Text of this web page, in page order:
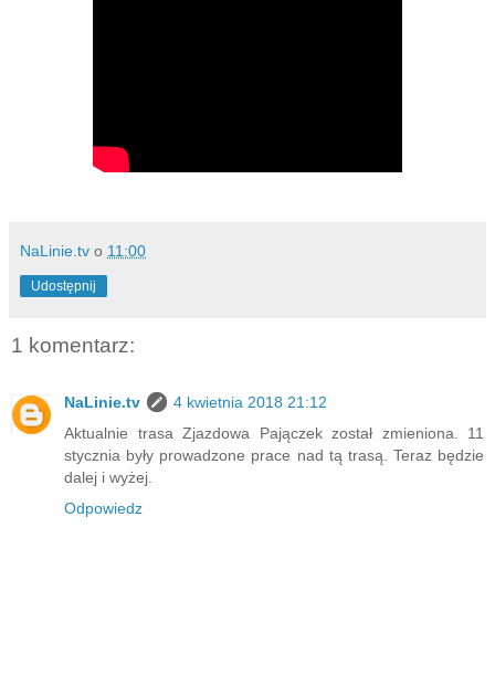
NaLinie.tv o 11:00
Udostępnij
1 komentarz:
NaLinie.tv
4 kwietnia 2018 21:12
Aktualnie trasa Zjazdowa Pajączek został zmieniona. 11
stycznia były prowadzone prace nad tą trasą. Teraz będzie
dalej i wyżej.
Odpowiedz